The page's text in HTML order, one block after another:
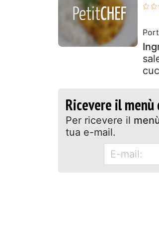
Ricevere il
Per ricevere il
tua e-mail.